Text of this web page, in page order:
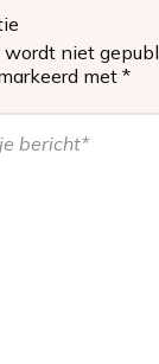
wordt niet
met *